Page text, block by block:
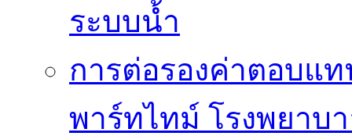
ระบบน้ำ
การต่อรองค่าตอบแ
พาร์ทไทม์ โรงพยาบ